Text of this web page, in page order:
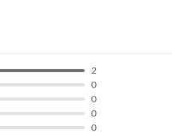
0
0
0
0
2